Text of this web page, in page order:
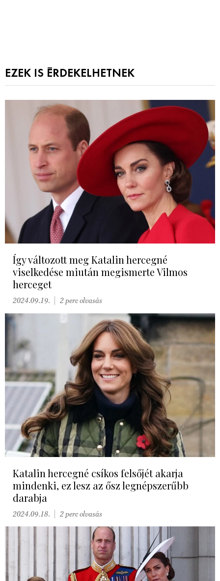
EZEK IS ÉRDEKELHETNEK
Így változott meg Katalin hercegné
viselkedése miután megismerte Vilmos
herceget
2024.09.19. 2 perc olvasás
Katalin hercegné csíkos felsőjét akarja
mindenki, ez lesz az ősz legnépszerűbb
darabja
2024.09.18. 2 perc olvasás